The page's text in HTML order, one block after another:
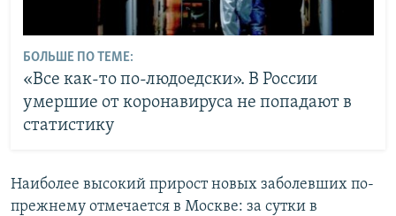
БОЛЬШЕ ПО ТЕМЕ:
«Все как-то по-людоедски». В России
умершие от коронавируса не попадают в
статистику
Наиболее высокий прирост новых заболевших по-
прежнему отмечается в Москве: за сутки в